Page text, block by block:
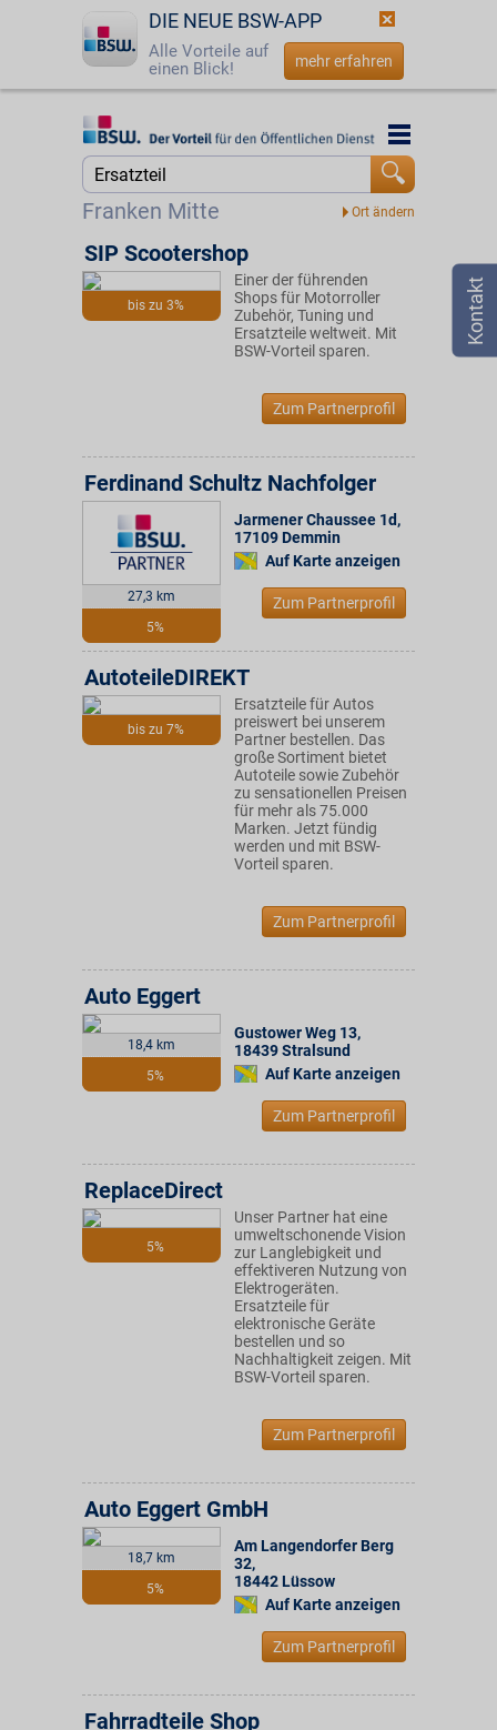
DIE NEUE BSW-APP
Alle Vorteile auf
einen Blick!
mehr erfahren
Startseite
☎ 0800 - 279 25 82
Franken Mitte
Startseite
bis zu 3%
SIP Scootershop
Einer der führenden
Shops für Motorroller
Zubehör, Tuning und
Ersatzteile weltweit. Mit
BSW-Vorteil sparen.
Zum Partnerprofil
27,3 km
5%
Ferdinand Schultz Nachfolger
Jarmener Chaussee 1d,
17109 Demmin
Auf Karte anzeigen
Zum Partnerprofil
bis zu 7%
AutoteileDIREKT
Ersatzteile für Autos
preiswert bei unserem
Partner bestellen. Das
große Sortiment bietet
Autoteile sowie Zubehör
zu sensationellen Preisen
für mehr als 75.000
Marken. Jetzt fündig
werden und mit BSW-
Vorteil sparen.
Zum Partnerprofil
18,4 km
5%
Auto Eggert
Gustower Weg 13,
18439Stralsund
Auf Karte anzeigen
Zum Partnerprofil
5%
ReplaceDirect
Unser Partner hat eine
umweltschonende Vision
zur Langlebigkeit und
effektiveren Nutzung von
Elektrogeräten.
Ersatzteile für
elektronische Geräte
bestellen und so
Nachhaltigkeit zeigen. Mit
BSW-Vorteil sparen.
Zum Partnerprofil
18,7 km
5%
Auto Eggert GmbH
Am Langendorfer Berg
32,
18442 Lüssow
Auf Karte anzeigen
Zum Partnerprofil
Fahrradteile Shop